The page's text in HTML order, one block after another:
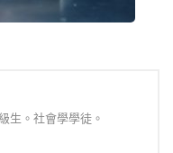
生。社會學學徒。